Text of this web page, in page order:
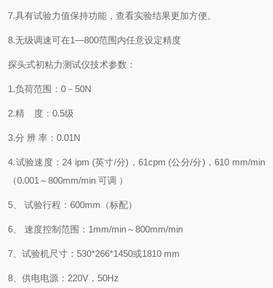
7.具有试验力值保持功能，查看实验结果更加方便。
8.无级调速可在1—800范围内任意设定精度
探头式初粘力测试仪技术参数：
1.负荷范围：0 － 50N
2.精 度：0.5级
3.分 辨 率：0.01N
4.试验速度： 24 ipm (英寸/分)，61cpm (公分/分)，610 mm/min
（0.001 ～800mm/min可调 ）
5 试验行程：600mm （标配）
6 速度控制范围： 1mm/min～800mm/min
7 、试验机尺寸： 530*266*1450或1810 mm
8 、供电电源： 220V，50Hz